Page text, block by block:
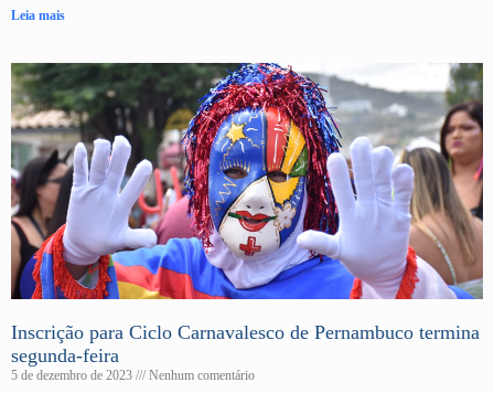
Leia mais
Inscrição para Ciclo Carnavalesco de Pernambuco termina
segunda-feira
5 de dezembro de 2023 Nenhum comentário